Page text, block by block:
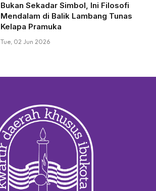
Bukan Sekadar Simbol, Ini Filosofi
Mendalam di Balik Lambang Tunas
Kelapa Pramuka
Tue, 02 Jun 2026